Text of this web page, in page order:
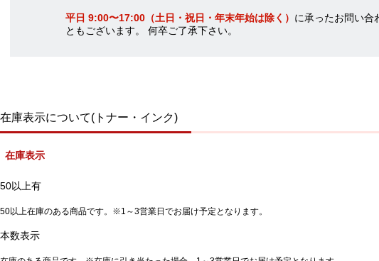
平日 9:00〜17:00（土日・祝日・年末年始は除く） に承ったお問い合
ともございます。 何卒ご了承下さい。
在庫表示について(トナー・インク)
在庫表示
50以上有
50以上在庫のある商品です。※1～3営業日でお届け予定となります。
本数表示